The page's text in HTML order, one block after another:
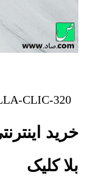
CLIC-320
بلا کلیک